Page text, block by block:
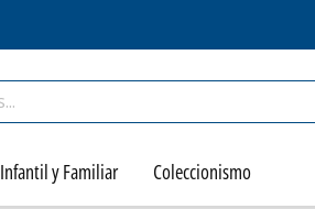
Infantil y Familiar Coleccionismo